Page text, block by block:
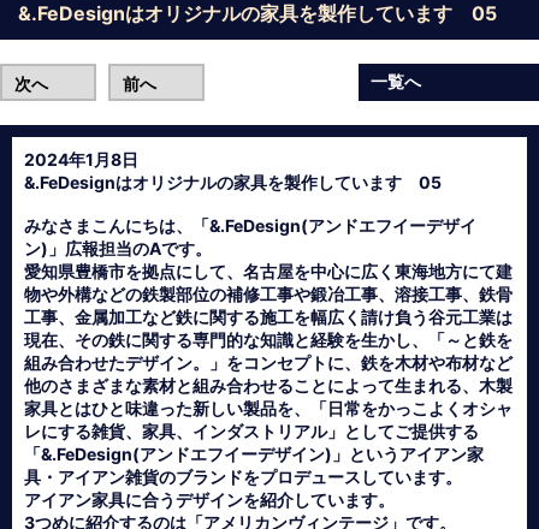
&.FeDesignはオリジナルの家具を製作しています 05
次へ 前へ 一覧へ
2024年1月8日
&.FeDesignはオリジナルの家具を製作しています 05
みなさまこんにちは、「&.FeDesign(アンドエフイーデザイ
ン)」広報担当のAです。
愛知県豊橋市を拠点にして、名古屋を中心に広く東海地方にて建
物や外構などの鉄製部位の補修工事や鍛冶工事、溶接工事、鉄骨
工事、金属加工など鉄に関する施工を幅広く請け負う谷元工業は
現在、その鉄に関する専門的な知識と経験を生かし、「～と鉄を
組み合わせたデザイン。」をコンセプトに、鉄を木材や布材など
他のさまざまな素材と組み合わせることによって生まれる、木製
家具とはひと味違った新しい製品を、「日常をかっこよくオシャ
レにする雑貨、家具、インダストリアル」としてご提供する
「&.FeDesign(アンドエフイーデザイン)」というアイアン家
具・アイアン雑貨のブランドをプロデュースしています。
アイアン家具に合うデザインを紹介しています。
3つめに紹介するのは「アメリカンヴィンテージ」です。